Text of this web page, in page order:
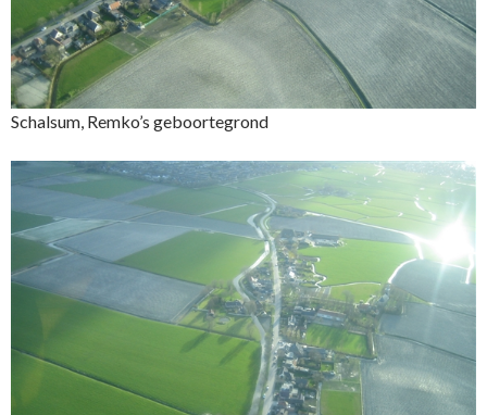
Schalsum, Remko’s geboortegrond